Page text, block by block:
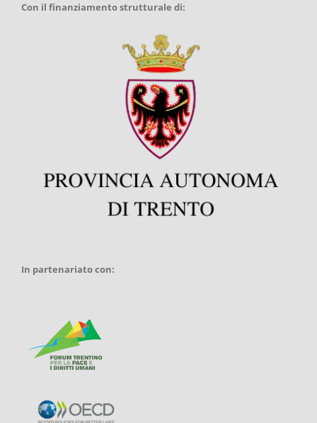
Con il finanziamento strutturale di:
In partenariato con: